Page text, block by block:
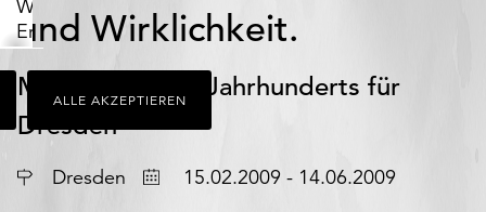
Webseiten-
Erlebnis
zu
bieten.
Dazu
zählen
die
ALLE AKZEPTIEREN
und Wirklichkeit.
Malerei des 18. Jahrhunderts für
Dresden
Ort Dresden Datum15.02.2009 - 14.06.2009